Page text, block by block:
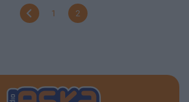
1 2